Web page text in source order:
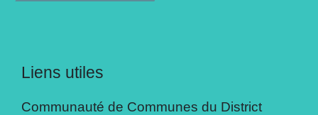
Liens utiles
Communauté de Communes du District